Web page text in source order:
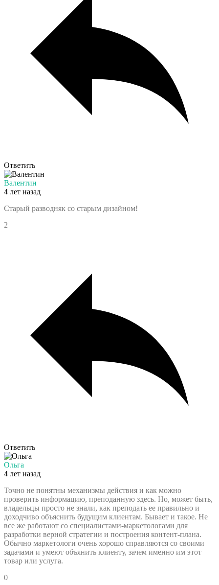
Ответить
Валентин
4 лет назад
Старый разводняк со старым дизайном!
2
Ответить
Ольга
4 лет назад
Точно не понятны механизмы действия и как можно
проверить информацию, преподанную здесь. Но, может быть,
владельцы просто не знали, как преподать ее правильно и
доходчиво объяснить будущим клиентам. Бывает и такое. Не
все же работают со специалистами-маркетологами для
разработки верной стратегии и построения контент-плана.
Обычно маркетологи очень хорошо справляются со своими
задачами и умеют объянить клиенту, зачем именно им этот
товар или услуга.
0